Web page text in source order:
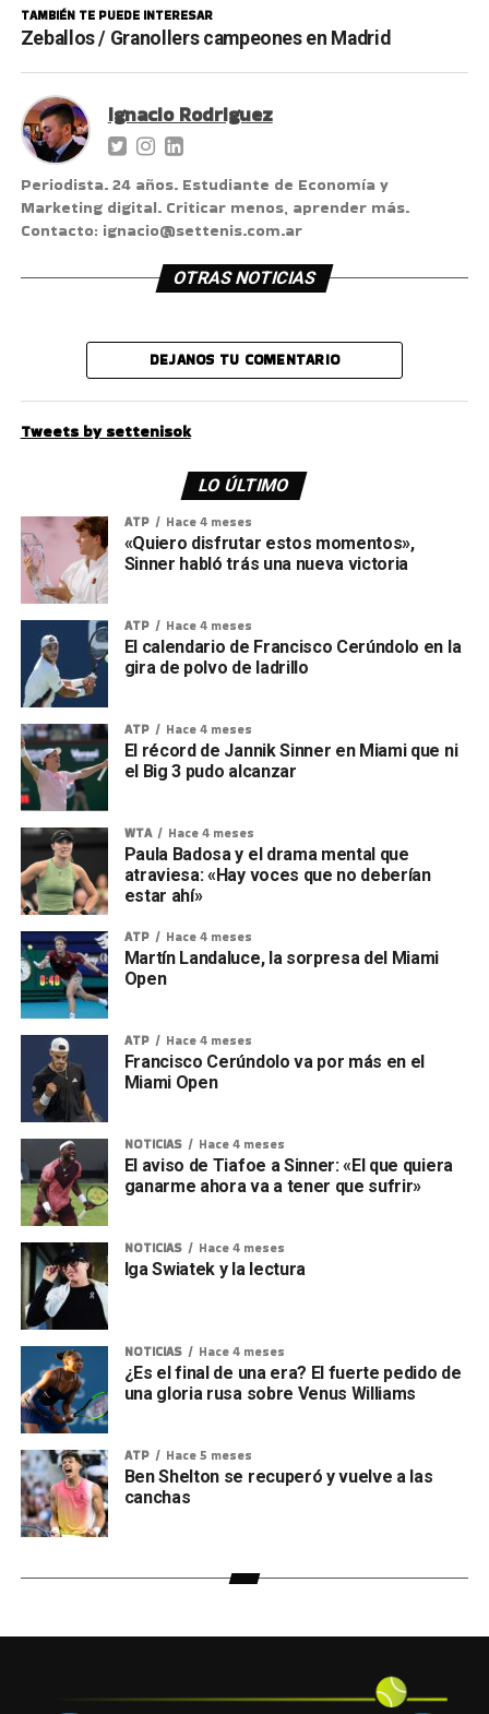
TAMBIÉN TE PUEDE INTERESAR
Zeballos / Granollers campeones en Madrid
Ignacio Rodriguez
Periodista. 24 años. Estudiante de Economía y
Marketing digital. Criticar menos, aprender más.
Contacto: ignacio@settenis.com.ar
OTRAS NOTICIAS
DEJANOS TU COMENTARIO
Tweets by settenisok
LO ÚLTIMO
ATP Hace 4 meses
«Quiero disfrutar estos momentos»,
Sinner habló trás una nueva victoria
ATP Hace 4 meses
El calendario de Francisco Cerúndolo en la
gira de polvo de ladrillo
ATP Hace 4 meses
El récord de Jannik Sinner en Miami que ni
el Big 3 pudo alcanzar
WTA Hace 4 meses
Paula Badosa y el drama mental que
atraviesa: «Hay voces que no deberían
estar ahí»
ATP Hace 4 meses
Martín Landaluce, la sorpresa del Miami
Open
ATP Hace 4 meses
Francisco Cerúndolo va por más en el
Miami Open
NOTICIAS Hace 4 meses
El aviso de Tiafoe a Sinner: «El que quiera
ganarme ahora va a tener que sufrir»
NOTICIAS Hace 4 meses
Iga Swiatek y la lectura
NOTICIAS Hace 4 meses
¿Es el final de una era? El fuerte pedido de
una gloria rusa sobre Venus Williams
ATP Hace 5 meses
Ben Shelton se recuperó y vuelve a las
canchas